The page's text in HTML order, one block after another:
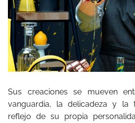
Sus creaciones se mueven
vanguardia, la delicadeza y la
reflejo de su propia